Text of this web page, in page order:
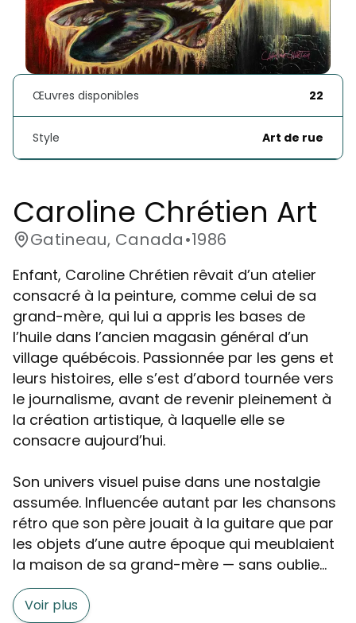
Œuvres disponibles 22
Style Art de rue
Caroline Chrétien Art
Gatineau, Canada•1986
Enfant, Caroline Chrétien rêvait d’un atelier
consacré à la peinture, comme celui de sa
grand-mère, qui lui a appris les bases de
l’huile dans l’ancien magasin général d’un
village québécois. Passionnée par les gens et
leurs histoires, elle s’est d’abord tournée vers
le journalisme, avant de revenir pleinement à
la création artistique, à laquelle elle se
consacre aujourd’hui.
Son univers visuel puise dans une nostalgie
assumée. Influencée autant par les chansons
rétro que son père jouait à la guitare que par
les objets d’une autre époque qui meublaient
la maison de sa grand-mère — sans oublie...
Voir plus